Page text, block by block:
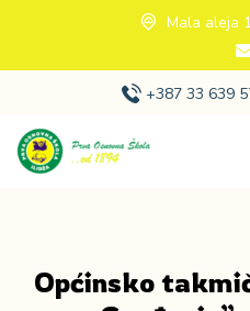
Mala aleja
+387 33 639
Općinsko